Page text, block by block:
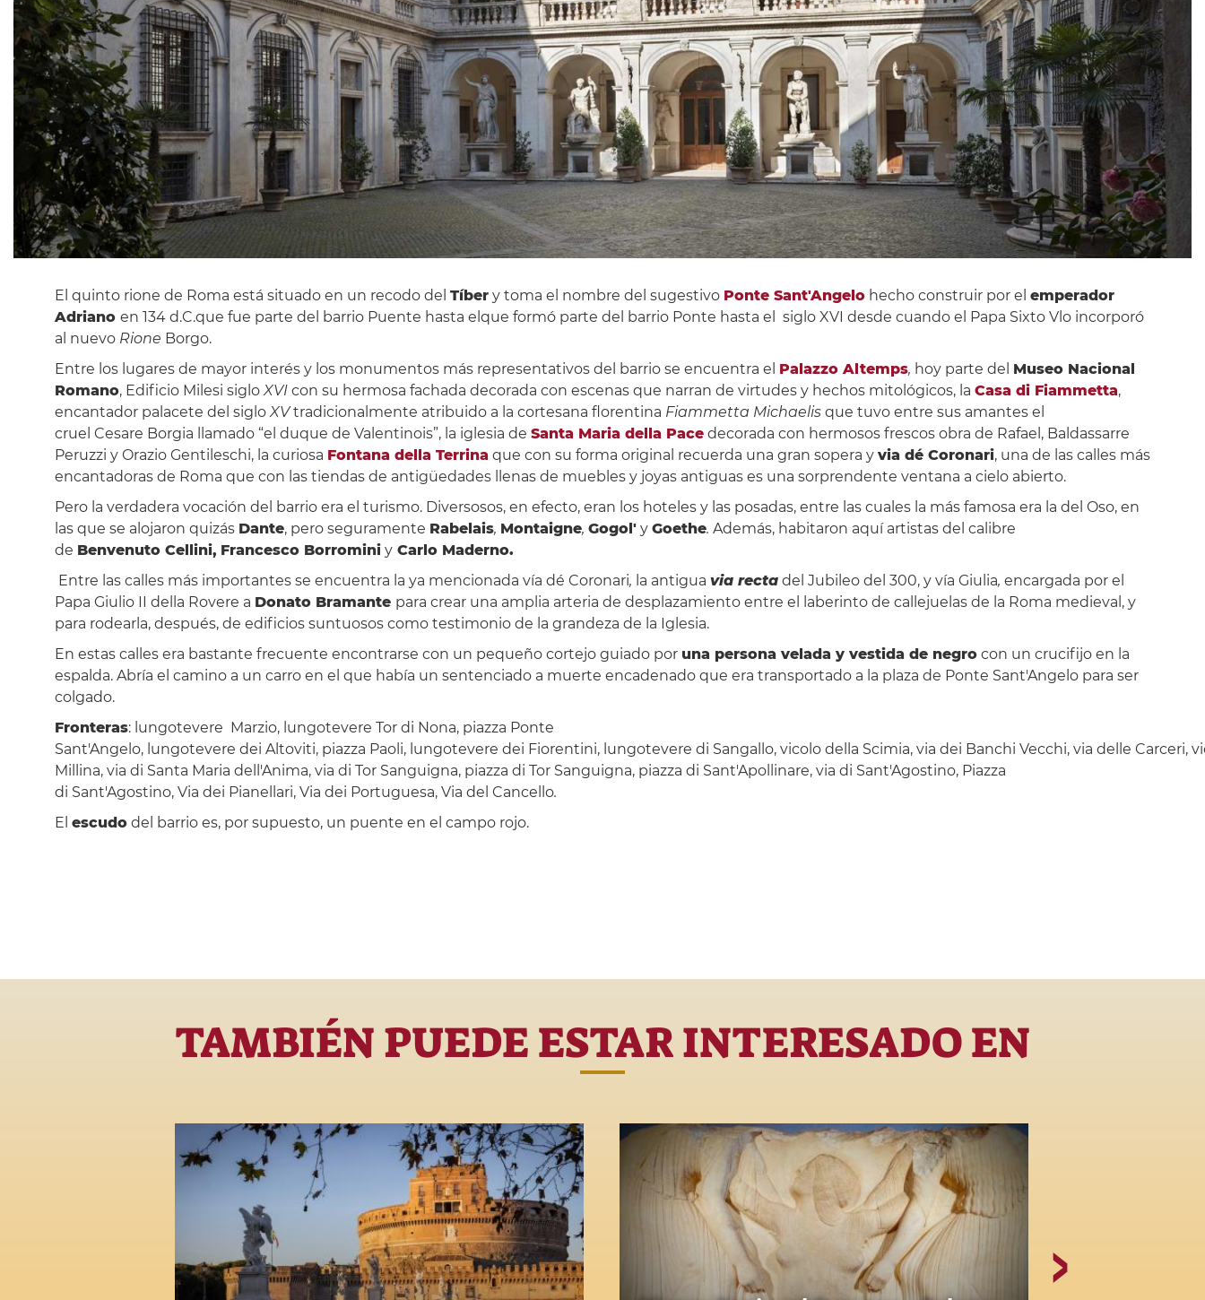
El quinto rione de Roma está situado en un recodo del Tíbery toma el nombre del sugestivo Ponte Sant'Angelohecho construir por el emperador
Adriano en 134 d.C.que fue parte del barrio Puente hasta elque formó parte del barrio Ponte hasta el siglo XVI desde cuando el Papa Sixto Vlo incorporó
al nuevo Rione Borgo.
Entre los lugares de mayor interés y los monumentos más representativos del barrio se encuentra el Palazzo Altemps, hoy parte del Museo Nacional
Romano, Edificio Milesi sigloXVIcon su hermosa fachada decorada con escenas que narran de virtudes y hechos mitológicos, la Casa di Fiammetta,
encantador palacete del sigloXVtradicionalmente atribuido a la cortesana florentina Fiammetta Michaelisque tuvo entre sus amantes el
cruel Cesare Borgia llamado “el duque de Valentinois”, la iglesia de Santa Maria della Pacedecorada con hermosos frescos obra de Rafael, Baldassarre
Peruzzi y Orazio Gentileschi, la curiosa Fontana della Terrinaque con su forma original recuerda una gran sopera y via dé Coronari, una de las calles más
encantadoras de Roma que con las tiendas de antigüedades llenas de muebles y joyas antiguas es una sorprendente ventana a cielo abierto.
Pero la verdadera vocación del barrio era el turismo. Diversosos, en efecto, eran los hoteles y las posadas, entre las cuales la más famosa era la del Oso, en
las que se alojaron quizás Dante, pero seguramente Rabelais, Montaigne, Gogol'y Goethe. Además, habitaron aquí artistas del calibre
de Benvenuto Cellini, Francesco BorrominiyCarlo Maderno.
Entre las calles más importantes se encuentra la ya mencionada vía dé Coronari, la antigua via rectadel Jubileo del 300, y vía Giulia, encargada por el
Papa Giulio II della Rovere a Donato Bramante para crear una amplia arteria de desplazamiento entre el laberinto de callejuelas de la Roma medieval, y
para rodearla, después, de edificios suntuosos como testimonio de la grandeza de la Iglesia.
En estas calles era bastante frecuente encontrarse con un pequeño cortejo guiado por una persona velada y vestida de negrocon un crucifijo en la
espalda. Abría el camino a un carro en el que había un sentenciado a muerte encadenado que era transportado a la plaza de Ponte Sant'Angelo para ser
colgado.
Fronteras: lungotevere Marzio, lungotevere Tor di Nona, piazza Ponte
Sant'Angelo, lungotevere dei Altoviti, piazza Paoli, lungotevere dei Fiorentini, lungotevere di Sangallo, vicolo della Scimia, via dei Banchi Vecchi, via delle Carceri,
Millina, via di Santa Maria dell'Anima, via di Tor Sanguigna, piazza di Tor Sanguigna, piazza di Sant'Apollinare, via di Sant'Agostino, Piazza
di Sant'Agostino, Via dei Pianellari, Via dei Portuguesa, Via del Cancello.
El escudodel barrio es, por supuesto, un puente en el campo rojo.
TAMBIÉN PUEDE ESTAR INTERESADO EN